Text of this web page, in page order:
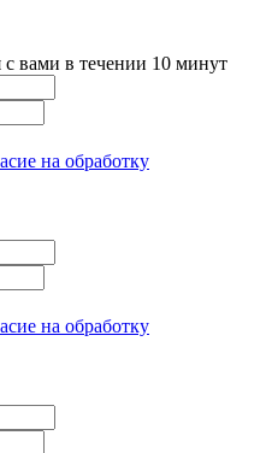
с вами в течении 10 минут
на обработку
на обработку